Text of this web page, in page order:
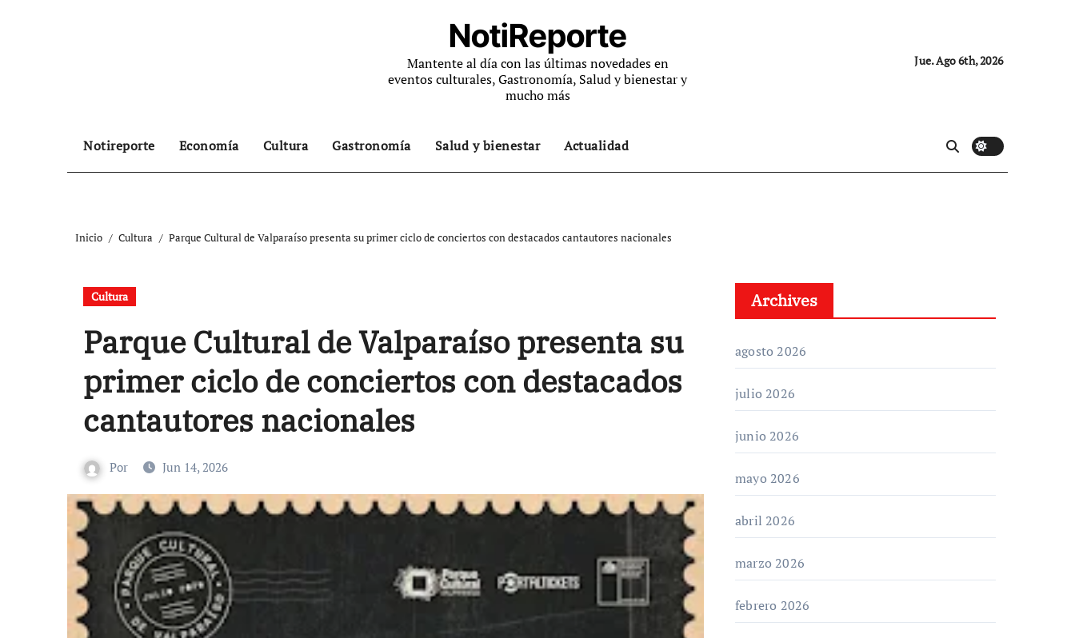
NotiReporte
Mantente al día con las últimas novedades en
eventos culturales, Gastronomía, Salud y bienestar y
mucho más
Jue. Ago 6th, 2026
Notireporte Economía Cultura Gastronomía Salud y bienestar Actualidad
Inicio Cultura Parque Cultural de Valparaíso presenta su primer ciclo de conciertos con destacados cantautores nacionales
Cultura
Parque Cultural de Valparaíso presenta su
primer ciclo de conciertos con destacados
cantautores nacionales
Por Jun 14, 2026
Archives
agosto 2026
julio 2026
junio 2026
mayo 2026
abril 2026
marzo 2026
febrero 2026